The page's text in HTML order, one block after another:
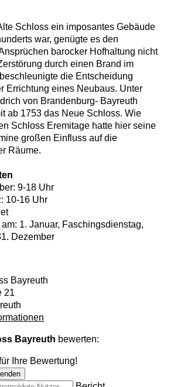
Schloss ein imposantes Gebäude
war, genügte es den
barocker Hofhaltung nicht
durch einen Brand im
die Entscheidung
Errichtung eines Neubaus. Unter
von Brandenburg- Bayreuth
ab 1753 das Neue Schloss. Wie
Schloss Eremitage hatte hier seine
großen Einfluss auf die
Räume.
9-18 Uhr
10-16 Uhr
1. Januar, Faschingsdienstag,
Dezember
Bayreuth
21
Bayreuth bewerten:
Ihre Bewertung!